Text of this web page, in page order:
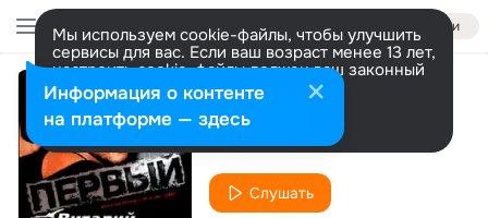
Войти
Мы используем cookie-файлы, чтобы улучшить
сервисы для вас. Если ваш возраст менее 13 лет,
настроить cookie-файлы должен ваш законный
представитель. Больше информации
Разрешить все Настроить
Деда
Виталий Волин
Слушать
Информация о контенте
на платформе — здесь